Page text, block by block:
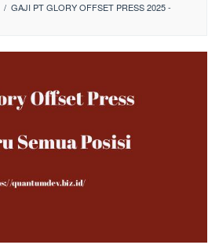
/ GAJI PT GLORY OFFSET PRESS 2025 -